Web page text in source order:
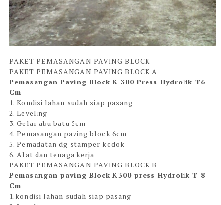
PAKET PEMASANGAN PAVING BLOCK
PAKET PEMASANGAN PAVING BLOCK A
Pemasangan Paving Block K 300 Press Hydrolik T6
Cm
1. Kondisi lahan sudah siap pasang
2. Leveling
3. Gelar abu batu 5cm
4. Pemasangan paving block 6cm
5. Pemadatan dg stamper kodok
6. Alat dan tenaga kerja
PAKET PEMASANGAN PAVING BLOCK B
Pemasangan paving Block K300 press Hydrolik T 8
Cm
1.kondisi lahan sudah siap pasang